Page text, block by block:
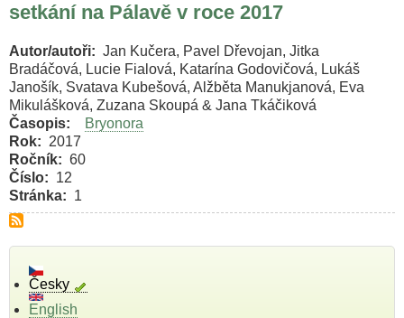
setkání na Pálavě v roce 2017
Autor/autoři
Jan Kučera, Pavel Dřevojan, Jitka
Bradáčová, Lucie Fialová, Katarína Godovičová, Lukáš
Janošík, Svatava Kubešová, Alžběta Manukjanová, Eva
Mikulášková, Zuzana Skoupá & Jana Tkáčiková
Časopis
Bryonora
Rok
2017
Ročník
60
Číslo
12
Stránka
1
Česky
English